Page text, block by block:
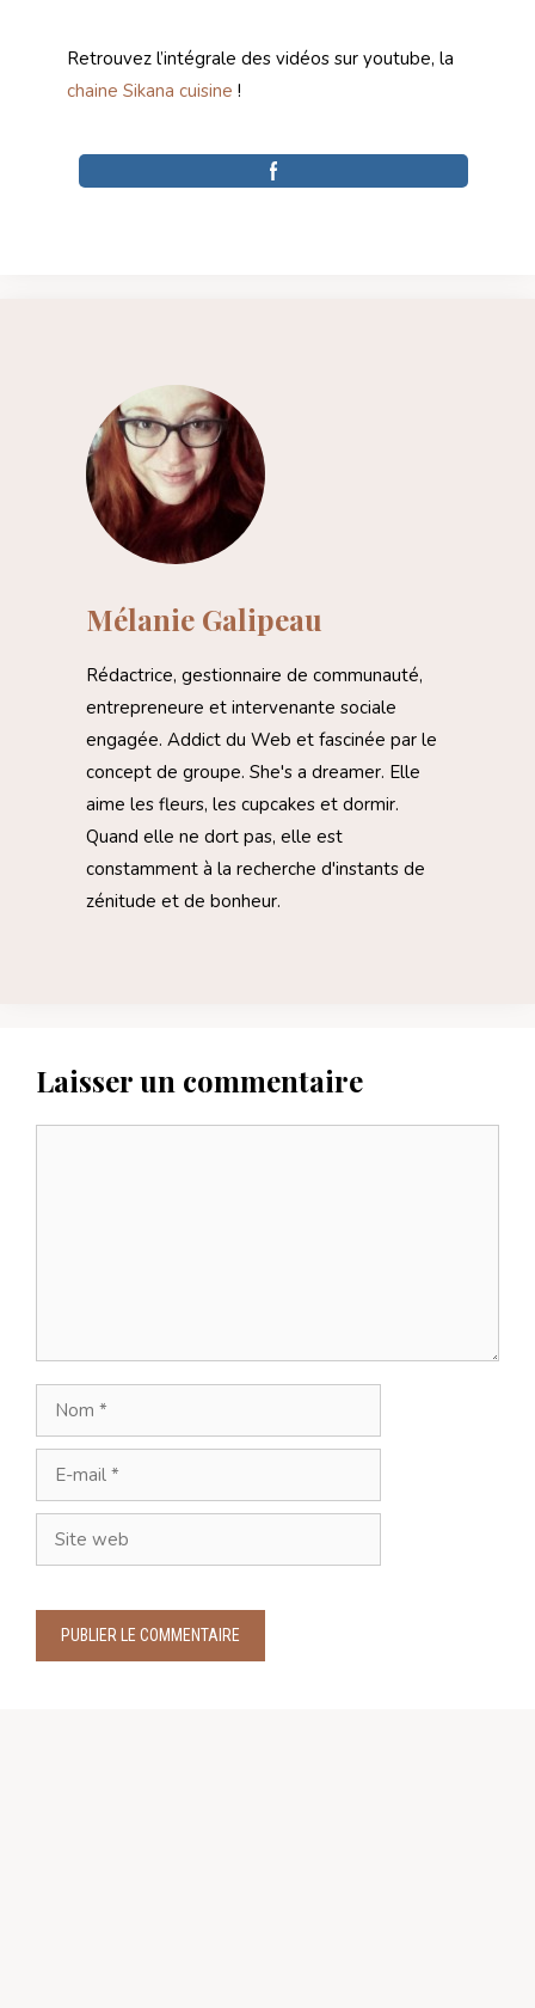
Retrouvez l’intégrale des vidéos sur youtube, la
chaine Sikana cuisine !
Mélanie Galipeau
Rédactrice, gestionnaire de communauté,
entrepreneure et intervenante sociale
engagée. Addict du Web et fascinée par le
concept de groupe. She's a dreamer. Elle
aime les fleurs, les cupcakes et dormir.
Quand elle ne dort pas, elle est
constamment à la recherche d'instants de
zénitude et de bonheur.
Laisser un commentaire
Nom
mail
Site
web